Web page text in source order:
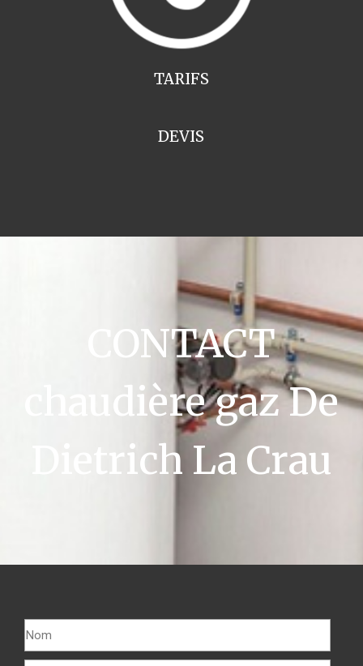
TARIFS
DEVIS
CONTACT
chaudière gaz De
Dietrich La Crau